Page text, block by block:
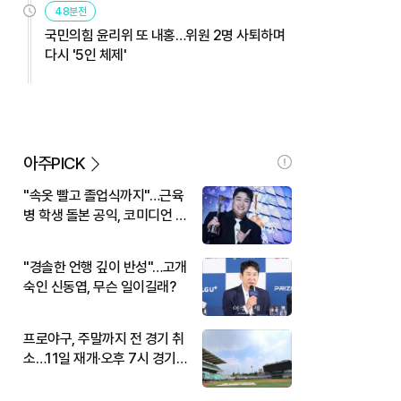
48분전
국민의힘 윤리위 또 내홍…위원 2명 사퇴하며
다시 '5인 체제'
아주PICK
"속옷 빨고 졸업식까지"…근육
병 학생 돌본 공익, 코미디언 김
"경솔한 언행 깊이 반성"…고개
숙인 신동엽, 무슨 일이길래?
프로야구, 주말까지 전 경기 취
소…11일 재개·오후 7시 경기